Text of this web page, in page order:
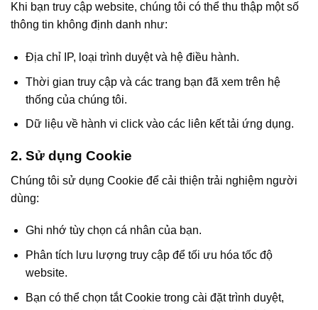
Khi bạn truy cập website, chúng tôi có thể thu thập một số
thông tin không định danh như:
Địa chỉ IP, loại trình duyệt và hệ điều hành.
Thời gian truy cập và các trang bạn đã xem trên hệ
thống của chúng tôi.
Dữ liệu về hành vi click vào các liên kết tải ứng dụng.
2. Sử dụng Cookie
Chúng tôi sử dụng Cookie để cải thiện trải nghiệm người
dùng:
Ghi nhớ tùy chọn cá nhân của bạn.
Phân tích lưu lượng truy cập để tối ưu hóa tốc độ
website.
Bạn có thể chọn tắt Cookie trong cài đặt trình duyệt,